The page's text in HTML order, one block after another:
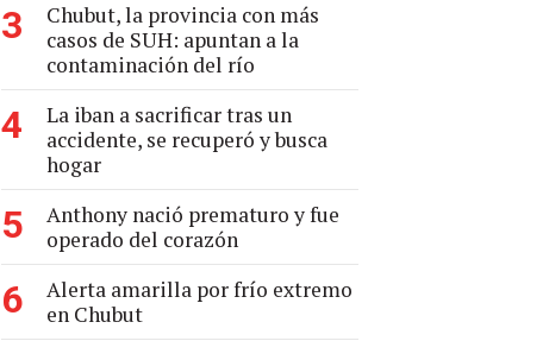
3
Chubut, la provincia con más
casos de SUH: apuntan a la
contaminación del río
4
La iban a sacrificar tras un
accidente, se recuperó y busca
hogar
5
Anthony nació prematuro y fue
operado del corazón
6
Alerta amarilla por frío extremo
en Chubut